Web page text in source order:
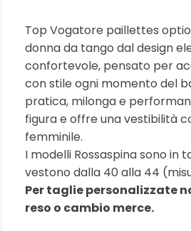
Top Vogatore paillettes
donna da tango dal design
confortevole, pensato per
con stile ogni momento del
pratica, milonga e
figura e offre una vestibilità
femminile.
I modelli Rossaspina sono in
vestono dalla 40 alla 44
Per taglie personalizzate
reso o cambio merce.